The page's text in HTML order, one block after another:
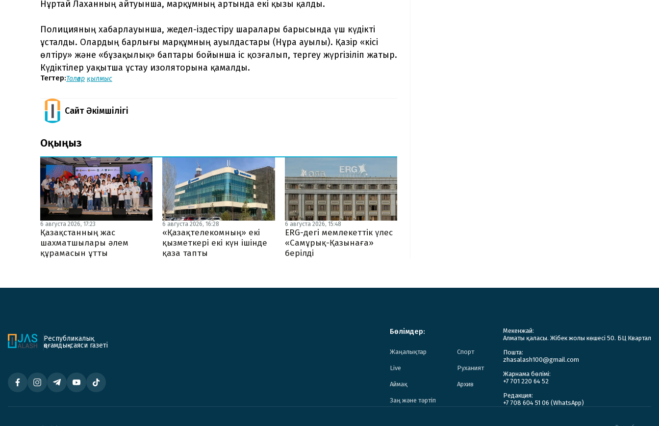
Нұртай Лаханның айтуынша, марқұмның артында екі қызы қалды.
Полицияның хабарлауынша, жедел-іздестіру шаралары барысында үш күдікті
ұсталды. Олардың барлығы марқұмның ауылдастары (Нұра ауылы). Қазір «кісі
өлтіру» және «бұзақылық» баптары бойынша іс қозғалып, тергеу жүргізіліп жатыр.
Күдіктілер уақытша ұстау изоляторына қамалды.
Тегтер:Талғар қылмыс
Сайт Әкімшілігі
Оқыңыз
6 августа 2026, 17:23
Қазақстанның жас
шахматшылары әлем
құрамасын ұтты
6 августа 2026, 16:28
«Қазақтелекомның» екі
қызметкері екі күн ішінде
қаза тапты
6 августа 2026, 15:48
ERG-дегі мемлекеттік үлес
«Самұрық-Қазынаға»
берілді
Республикалық
қоғамдық-саяси газеті
Бөлімдер:
Жаңалықтар Спорт
Live Руханият
Аймақ Архив
Заң және тәртіп
Мекенжай:
Алматы қаласы. Жібек жолы көшесі 50. БЦ Квартал
Пошта:
zhasalash100@gmail.com
Жарнама бөлімі:
+7 701 220 64 52
Редакция:
+7 708 604 51 06 (WhatsApp)